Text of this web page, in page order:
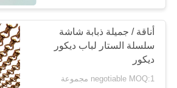
أناقة / جميلة ذبابة شاشة
سلسلة الستار لباب ديكور
ديكور
negotiable MOQ:1 مجموعة